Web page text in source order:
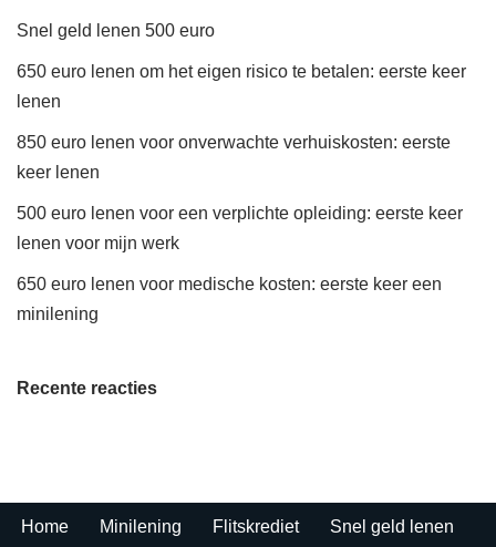
Snel geld lenen 500 euro
650 euro lenen om het eigen risico te betalen: eerste keer
lenen
850 euro lenen voor onverwachte verhuiskosten: eerste
keer lenen
500 euro lenen voor een verplichte opleiding: eerste keer
lenen voor mijn werk
650 euro lenen voor medische kosten: eerste keer een
minilening
Recente reacties
Home Minilening Flitskrediet
Snel geld lenen